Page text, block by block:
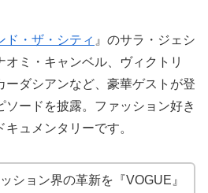
ド・ザ・シティ 』のサラ・ジェシ
オミ・キャンベル、ヴィクトリ
ーダシアンなど、豪華ゲストが登
ードを披露。ファッション好き
ュメンタリーです。
ション界の革新を『VOGUE』